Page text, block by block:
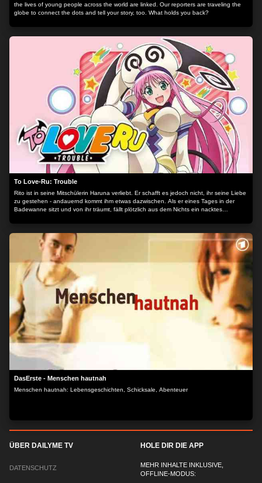
the lives of young people across the world are linked. Our reporters are traveling the
globe to connect the dots and tell your story, too. What holds you back?
To Love-Ru: Trouble
Rito ist in seine Mitschülerin Haruna verliebt. Er schafft es jedoch nicht, ihr seine Liebe
zu gestehen - andauernd kommt ihm etwas dazwischen. Als er eines Tages in der
Badewanne sitzt und von ihr träumt, fällt plötzlich aus dem Nichts ein nacktes
Vater ist. Kurzerhand überlegt sich Lala, Rito heiraten zu wollen...
DasErste - Menschen hautnah
Menschen hautnah: Lebensgeschichten, Schicksale, Abenteuer
ÜBER DAILYME TV
DATENSCHUTZ
HOLE DIR DIE APP
MEHR INHALTE INKLUSIVE,
OFFLINE-MODUS: